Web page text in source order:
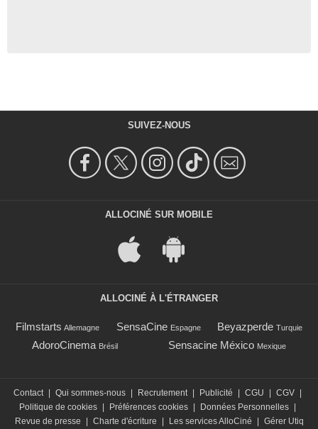
SUIVEZ-NOUS
ALLOCINÉ SUR MOBILE
ALLOCINÉ À L'ÉTRANGER
Filmstarts Allemagne SensaCine Espagne Beyazperde Turquie
AdoroCinema Brésil Sensacine México Mexique
Contact Qui sommes-nous Recrutement Publicité CGU CGV
Politique de cookies
Préférences cookies Données Personnelles
Revue de presse
Charte d'écriture Les services AlloCiné Gérer Utiq